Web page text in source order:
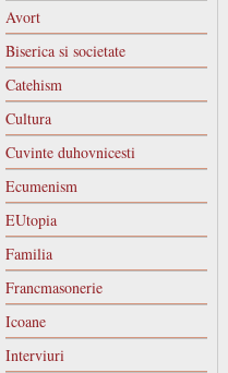
Avort
Biserica si societate
Catehism
Cultura
Cuvinte duhovnicesti
Ecumenism
EUtopia
Familia
Francmasonerie
Icoane
Interviuri